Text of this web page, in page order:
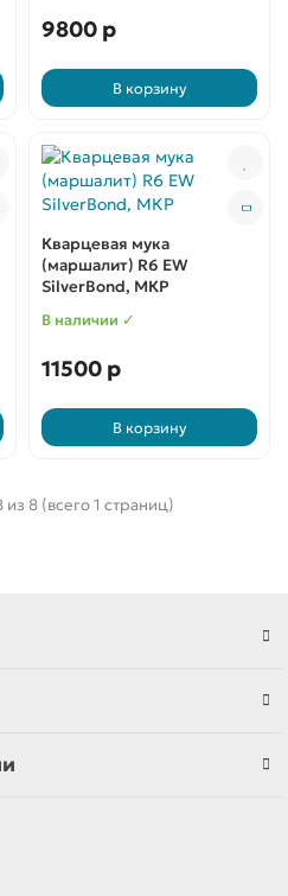
9800 р
В корзину
Кварцевая мука
(маршалит) R6 EW
SilverBond, МКР
В наличии ✓
11500 р
В корзину
из 8 (всего 1 страниц)